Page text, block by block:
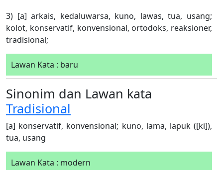
3) [a] arkais, kedaluwarsa, kuno, lawas, tua, usang;
kolot, konservatif, konvensional, ortodoks, reaksioner,
tradisional;
Lawan Kata : baru
Sinonim dan Lawan kata
Tradisional
[a] konservatif, konvensional; kuno, lama, lapuk ([ki]),
tua, usang
Lawan Kata : modern